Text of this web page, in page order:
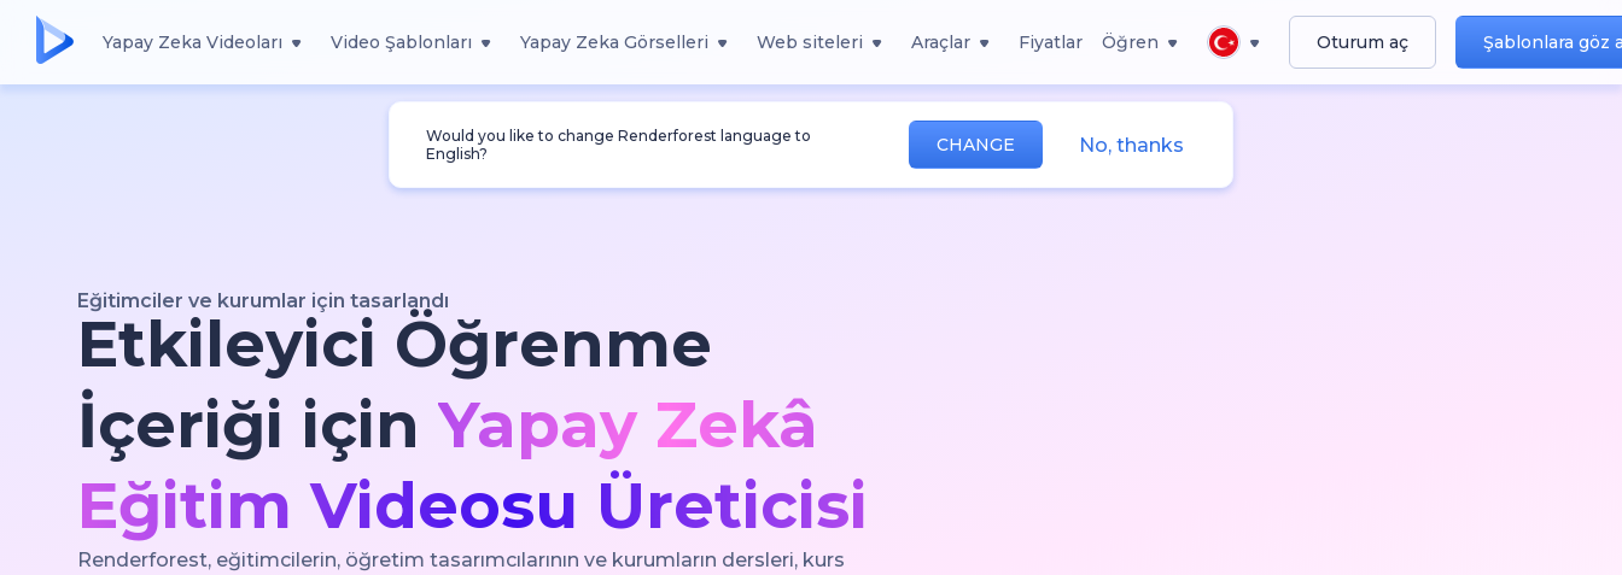
Yapay Zeka Videoları Video Şablonları Yapay Zeka Görselleri Web siteleri Araçlar Fiyatlar Öğren Oturum aç Şablonlara göz
Would you like to change Renderforest language to
English?
CHANGE No, thanks
Eğitimciler ve kurumlar için tasarlandı
Etkileyici Öğrenme
İçeriği için Yapay Zekâ
Eğitim Videosu Üreticisi
Renderforest, eğitimcilerin, öğretim tasarımcılarının ve kurumların dersleri, kurs